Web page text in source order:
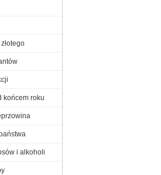
końcem roku
i alkoholi